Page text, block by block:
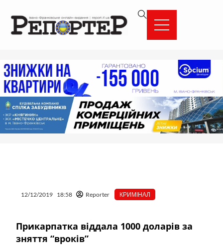
вмісту
12/12/2019 18:58 Reporter КРИМІНАЛ
Прикарпатка віддала 1000 доларів за
зняття “вроків”